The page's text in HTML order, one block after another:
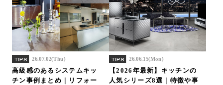
TIPS 26.07.02(Thu)
高級感のあるシステムキッ
チン事例まとめ｜リフォー
TIPS 26.06.15(Mon)
【2026年最新】キッチンの
人気シリーズ8選｜特徴や事